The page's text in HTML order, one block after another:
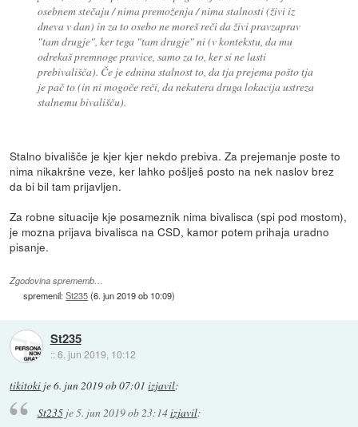
osebnem stečaju / nima premoženja / nima stalnosti (živi iz
dneva v dan) in za to osebo ne moreš reči da živi pravzaprav
"tam drugje", ker tega "tam drugje" ni (v kontekstu, da mu
odrekaš premnoge pravice, samo za to, ker si ne lasti
prebivališča). Če je ednina stalnost to, da tja prejema pošto tja
je pač to (in ni mogoče reči, da nekatera druga lokacija ustreza
stalnemu bivališču).
Stalno bivališče je kjer kjer nekdo prebiva. Za prejemanje poste to
nima nikakršne veze, ker lahko pošlješ posto na nek naslov brez
da bi bil tam prijavljen.
Za robne situacije kje posameznik nima bivalisca (spi pod mostom),
je mozna prijava bivalisca na CSD, kamor potem prihaja uradno
pisanje.
Zgodovina sprememb…
spremenil:St235(6. jun 2019 ob 10:09)
St235
::6. jun 2019, 10:12
tikitoki je6. jun 2019 ob 07:01 izjavil:
St235je5. jun 2019 ob 23:14izjavil: